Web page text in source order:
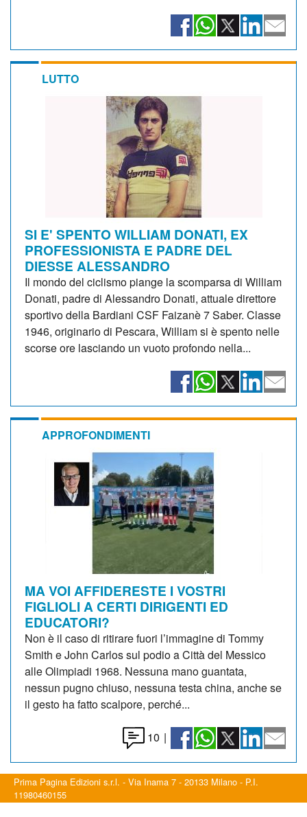
LUTTO
SI E' SPENTO WILLIAM DONATI, EX
PROFESSIONISTA E PADRE DEL
DIESSE ALESSANDRO
Il mondo del ciclismo piange la scomparsa di William
Donati, padre di Alessandro Donati, attuale direttore
sportivo della Bardiani CSF Faizanè 7 Saber. Classe
1946, originario di Pescara, William si è spento nelle
scorse ore lasciando un vuoto profondo nella...
APPROFONDIMENTI
MA VOI AFFIDERESTE I VOSTRI
FIGLIOLI A CERTI DIRIGENTI ED
EDUCATORI?
Non è il caso di ritirare fuori l’immagine di Tommy
Smith e John Carlos sul podio a Città del Messico
alle Olimpiadi 1968. Nessuna mano guantata,
nessun pugno chiuso, nessuna testa china, anche se
il gesto ha fatto scalpore, perché...
10 |
Prima Pagina Edizioni s.r.l. - Via Inama 7 - 20133 Milano - P.I.
11980460155